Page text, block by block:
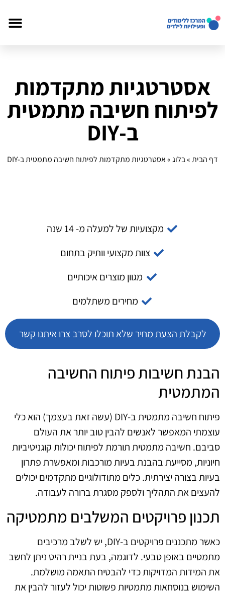
אסטרטגיות מתקדמות
לפיתוח חשיבה מתמטית
ב-DIY
דף הבית»בלוג»אסטרטגיות מתקדמות לפיתוח חשיבה מתמטית ב-DIY
מקצועיות של למעלה מ- 14 שנה
צוות מקצועי וותיק בתחום
מגוון מוצרים איכותיים
מחירים משתלמים
לקבלת הצעת מחיר שלא תוכלו לסרב צרו איתנו קשר
הבנת חשיבות פיתוח החשיבה
המתמטית
פיתוח חשיבה מתמטית ב-DIY (עשה זאת בעצמך) הוא כלי
עוצמתי המאפשר לאנשים להבין טוב יותר את העולם
סביבם. חשיבה מתמטית תורמת לפיתוח יכולות קוגניטיביות
חיוניות, מסייעת בהבנת בעיות מורכבות ומאפשרת פתרון
בעיות בצורה יצירתית. כלים מתודולוגיים מתקדמים יכולים
להעצים את התהליך ולספק מסגרת ברורה לעבודה.
תכנון פרויקטים המשלבים מתמטיקה
כאשר מתכננים פרויקטים ב-DIY, יש לשלב מרכיבים
מתמטיים באופן טבעי. לדוגמה, בעת בניית רהיט ניתן לחשב
את המידות המדויקות כדי להבטיח התאמה מושלמת.
השימוש בנוסחאות מתמטיות פשוטות יכול לעזור להבין את